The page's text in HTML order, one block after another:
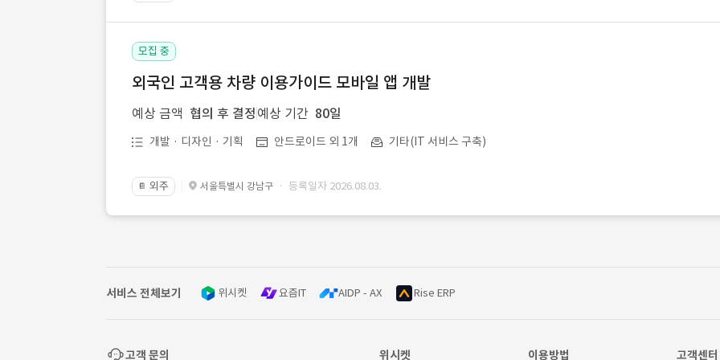
모집 중
외국인 고객용 차량 이용가이드 모바일 앱 개발
예상 금액 협의 후 결정 예상 기간 80일
개발 · 디자인 · 기획 안드로이드 외 1개 기타(IT 서비스 구축)
📔 외주 서울특별시 강남구 · 등록일자 2026.08.03.
서비스 전체보기 위시켓 요즘IT AIDP - AX Rise ERP
고객 문의 위시켓 이용방법 고객센터